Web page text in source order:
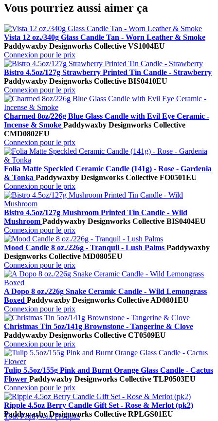
Vous pourriez aussi aimer ça
Vista 12 oz./340g Glass Candle Tan - Worn Leather & Smoke
Paddywaxby Designworks Collective VS1004EU
Connexion pour le prix
Bistro 4.5oz/127g Strawberry Printed Tin Candle - Strawberry
Paddywaxby Designworks Collective BIS0410EU
Connexion pour le prix
Charmed 8oz/226g Blue Glass Candle with Evil Eye Ceramic -
Incense & Smoke Paddywaxby Designworks Collective
CMD0802EU
Connexion pour le prix
Folia Matte Speckled Ceramic Candle (141g) - Rose - Gardenia
& Tonka Paddywaxby Designworks Collective FO0501EU
Connexion pour le prix
Bistro 4.5oz/127g Mushroom Printed Tin Candle - Wild
Mushroom Paddywaxby Designworks Collective BIS0404EU
Connexion pour le prix
Mood Candle 8 oz./226g - Tranquil - Lush Palms Paddywaxby
Designworks Collective MD0805EU
Connexion pour le prix
A Dopo 8 oz./226g Snake Ceramic Candle - Wild Lemongrass
Boxed Paddywaxby Designworks Collective AD0801EU
Connexion pour le prix
Christmas Tin 5oz/141g Brownstone - Tangerine & Clove
Paddywaxby Designworks Collective CT0509EU
Connexion pour le prix
Tulip 5.5oz/155g Pink and Burnt Orange Glass Candle - Cactus
Flower Paddywaxby Designworks Collective TLP0503EU
Connexion pour le prix
Ripple 4.5oz Berry Candle Gift Set - Rose & Merlot (pk2)
Paddywaxby Designworks Collective RPLGS01EU
Tout Paddywax Produits